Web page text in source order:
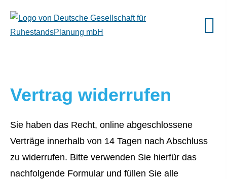
Vertrag widerrufen
Sie haben das Recht, online abgeschlossene
Verträge innerhalb von 14 Tagen nach Abschluss
zu widerrufen. Bitte verwenden Sie hierfür das
nachfolgende Formular und füllen Sie alle